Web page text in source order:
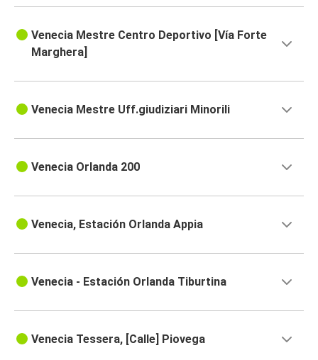
Venecia Mestre Centro Deportivo [Vía Forte
Marghera]
Venecia Mestre Uff.giudiziari Minorili
Venecia Orlanda 200
Venecia, Estación Orlanda Appia
Venecia - Estación Orlanda Tiburtina
Venecia Tessera, [Calle] Piovega